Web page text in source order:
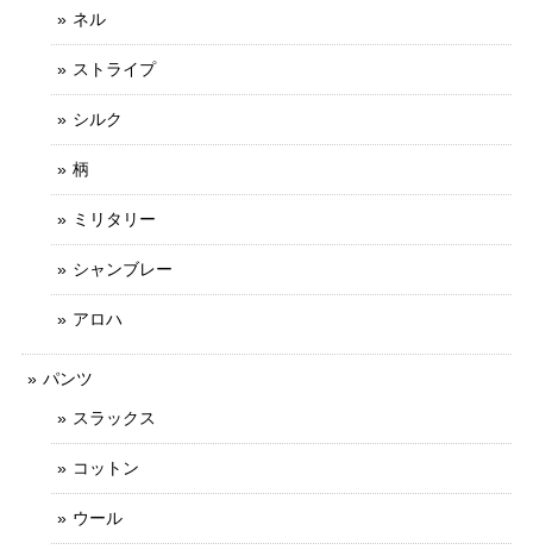
ネル
ストライプ
シルク
柄
ミリタリー
シャンブレー
アロハ
パンツ
スラックス
コットン
ウール